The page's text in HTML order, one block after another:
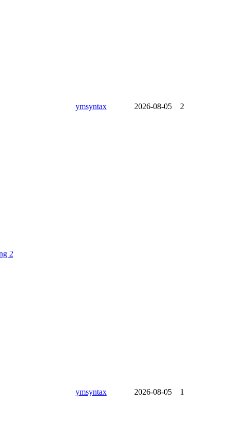
ymsyntax 2026-08-05 2
2
ymsyntax 2026-08-05 1